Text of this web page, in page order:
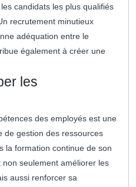
candidats les plus qualifiés
recrutement minutieux
adéquation entre le
également à créer une
les
des employés est une
de gestion des ressources
la formation continue de son
seulement améliorer les
aussi renforcer sa